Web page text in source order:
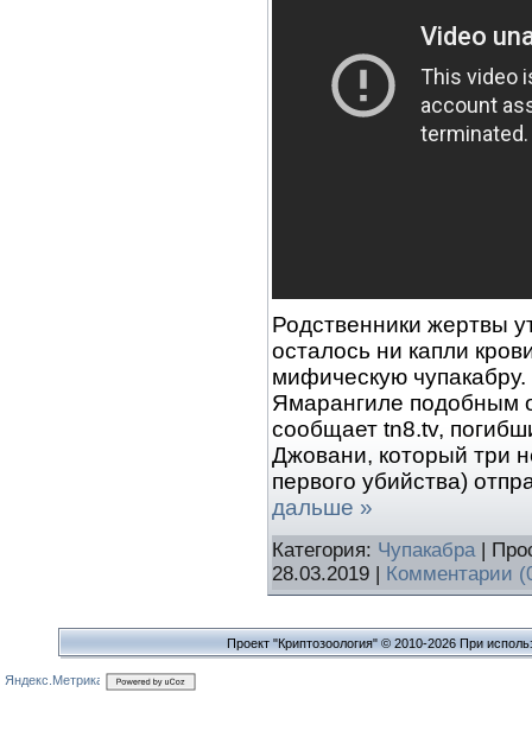
Родственники жертвы
осталось ни капли
мифическую
Ямарангиле подобным
сообщает tn8.tv,
Джовани, который три
первого убийства)
дальше »
Категория: Чупакабра|
28.03.2019
Комментарии
Проект "Криптозоология" © 2010-2026 При